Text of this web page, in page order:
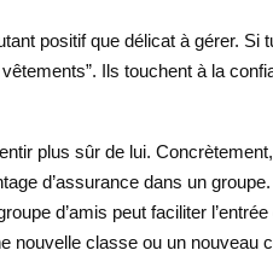
positif que délicat à gérer. Si
Ils touchent à la
plus sûr de lui.
d’assurance dans un groupe.
d’amis peut faciliter
nouvelle classe ou un nouveau